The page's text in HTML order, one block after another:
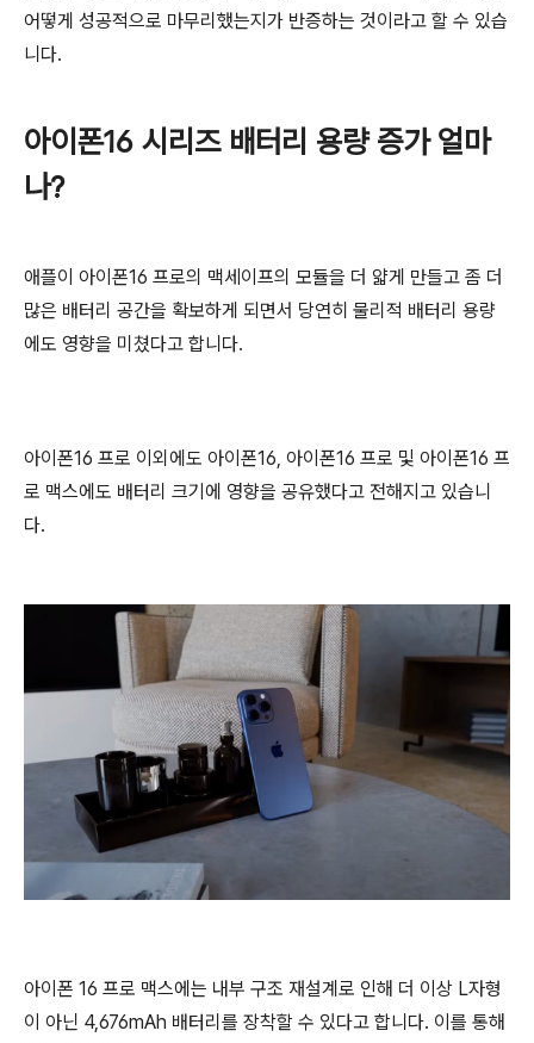
어떻게 성공적으로 마무리했는지가 반증하는 것이라고 할 수 있습
니다.
아이폰16 시리즈 배터리 용량 증가 얼마
나?
애플이 아이폰16 프로의 맥세이프의 모듈을 더 얇게 만들고 좀 더
많은 배터리 공간을 확보하게 되면서 당연히 물리적 배터리 용량
에도 영향을 미쳤다고 합니다.
아이폰16 프로 이외에도 아이폰16, 아이폰16 프로 및 아이폰16 프
로 맥스에도 배터리 크기에 영향을 공유했다고 전해지고 있습니
다.
아이폰 16 프로 맥스에는 내부 구조 재설계로 인해 더 이상 L자형
이 아닌 4,676mAh 배터리를 장착할 수 있다고 합니다. 이를 통해